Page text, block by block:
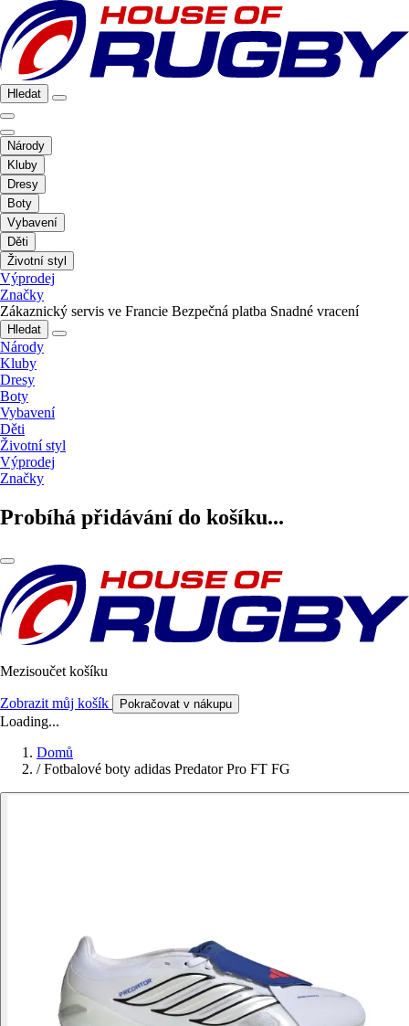
Hledat
Národy
Kluby
Dresy
Boty
Vybavení
Děti
Životní styl
Výprodej
Značky
Zákaznický servis ve Francie Bezpečná platba Snadné vracení
Hledat
Národy
Kluby
Dresy
Boty
Vybavení
Děti
Životní styl
Výprodej
Značky
Probíhá přidávání do košíku...
Mezisoučet košíku
Zobrazit můj košík Pokračovat v nákupu
Loading...
Domů
/ Fotbalové boty adidas Predator Pro FT FG